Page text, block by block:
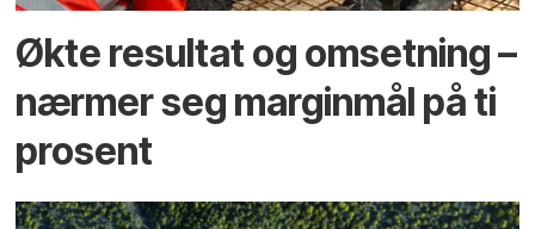
Økte resultat og omsetning –
nærmer seg marginmål på ti
prosent